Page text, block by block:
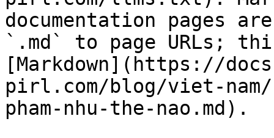
documentation pages
`.md` to page URLs;
[Markdown](https://
pirl.com/blog/viet-nam/
pham-nhu-the-nao.md).